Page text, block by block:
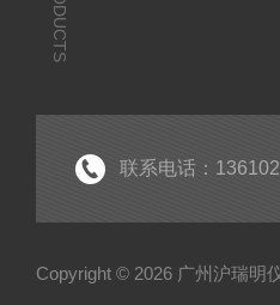
联系电话：
Copyright © 2026 广州沪瑞明